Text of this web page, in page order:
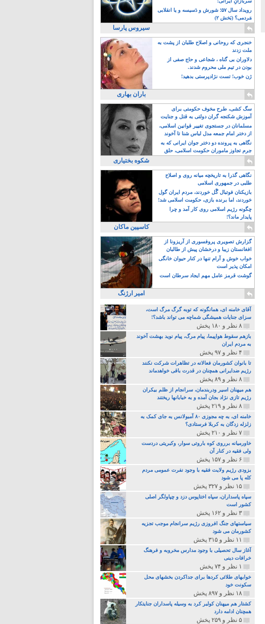
رویداد سال ۵۷؛ شورش و دَسیسه و یا انقلابی
مَردمی؟ (بَخش ۲)
سیروس پارسا
خنجری که روحانی و اصلاح طلبان از پشت به
ملت زدند
دلاوران بی گناه ، شجاعی و حاج صفی از
بودن در تیم ملی محروم شدند.
ژن خوب! تست نژادپرستی بدهید!
باران بهاری
سگ کشی، طرح مخوف حکومتی برای
آموزش شکنجه گران دولتی به قتل و جنایت
بیشتر
مسلمانان در جستجوی تغییر قوانین اسلامی،
از دختر امام جمعه مدل لباس شنا تا آخوند
مسلمان همجنسگرا!
نگاهی به پرونده دو دختر جوان ایرانی که به
جرم تجاوز ماموران حکومت اسلامی، حلق
آویز شدند!
شکوه بختیاری
نگاهی گذرا به تاریخچه میانه روی و اصلاح
طلبی در جمهوری اسلامی
بازیکنان فوتبال گًل خوردند، مردم ایران گول
خوردند، اما برنده بازی، حکومت اسلامی شد!
چگونه رژیم اسلامی روی کار آمد و چرا
پایدار ماند؟!
کاسپین ماکان
گزارش تصویری پروفسوری از آریزونا از
افغانستان زیبا و درخشان پیش از طالبان
خواب خوش و آرام تنها در کنار حیوان خانگی
امکان پذیر است
گوشت قرمز عامل مهم ایجاد سرطان است
امیر ارژنگ
آقای خامنه ای، همانگونه که توبه گرگ مرگ است،
سزای جنایات همیشگی شماچه می تواند باشد؟!
۸ نظر و ۱۸۰ پخش
بازهم سقوط هواپیما، پیام مرگ، پیام نوید بهشت آخوند
به مردم ایران
۴ نظر و ۹۷ پخش
تا بانوان کشورمان فعالانه در تظاهرات شرکت نکنند
رژیم ضدایرانی همچنان در قدرت باقی خواهدماند
۸ نظر و ۸۹ پخش
هم میهنان اسیر ودربندمان، سرانجام از ظلم بیکران
رژیم تازی نژاد بجان آمده و به خبابانها ریختند
۸ نظر و ۲۱۹ پخش
خامنه ای، به چه مجوزی ۸۰ آمبولانس به جای کمک به
زلزله زدگان به کربلا فرستادی؟
۷ نظر و ۲۱۰ پخش
خاورمیانه برروی کوه باروتی سوار، وکبریتی دردست
ولی فقیه در کنار آن
۶ نظر و ۱۵۷ پخش
بزودی رژیم ولایت فقیه با وجود نفرت عمومی مردم
کله پا می شود
۱۵ نظر و ۳۲۷ پخش
سپاه پاسداران، سپاه اختاپوس دزد و چپاولگر اصلی
کشور است
۳ نظر و ۱۶۲ پخش
سیاستهای جنگ افروزی رژیم سرانجام موجب تجزیه
کشورمان می شود
۱۱ نظر و ۳۱۵ پخش
آغاز سال تحصیلی با وجود مدارس مخروبه و فرهنگ
خرافات دینی
۱ نظر و ۷۴ پخش
خوابهای طلائی کردها برای جداکردن بخشهای محل
سکونت خود
۱۸ نظر و ۸۹۷ پخش
کشتار هم میهنان کولبر کرد به وسیله پاسداران جنایتکار
همچنان ادامه دارد
۵ نظر و ۲۵۹ پخش